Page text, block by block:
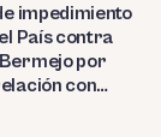
impedimiento
País contra
por
con